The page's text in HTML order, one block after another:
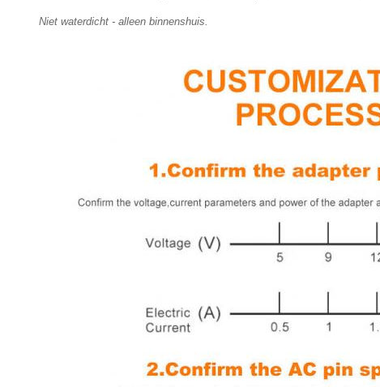
Niet waterdicht - alleen binnenshuis.